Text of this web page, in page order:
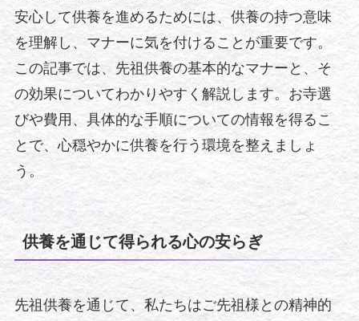
安心して供養を進めるためには、供養の持つ意味
を理解し、マナーに気を付けることが重要です。
この記事では、先祖供養の基本的なマナーと、そ
の効果についてわかりやすく解説します。お寺選
びや費用、具体的な手順についての情報を得るこ
とで、心穏やかに供養を行う環境を整えましょ
う。
供養を通じて得られる心の安らぎ
先祖供養を通じて、私たちはご先祖様との精神的